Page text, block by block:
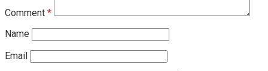
Comment *
Name
Email